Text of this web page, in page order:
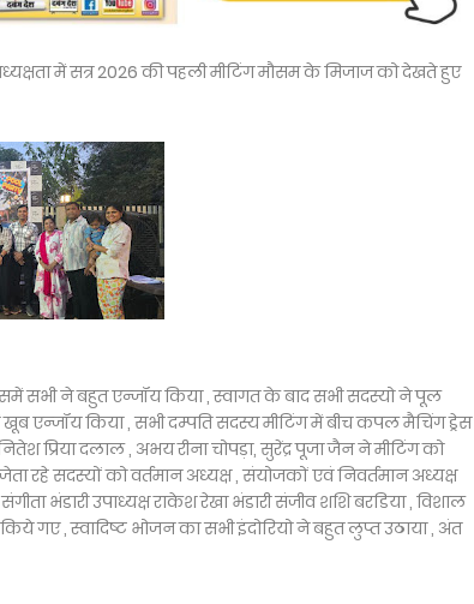
में सत्र 2026 की पहली मीटिंग मौसम के मिजाज को देखते हुए
सभी ने बहुत एन्जॉय किया , स्वागत के बाद सभी सदस्यो ने पूल
एन्जॉय किया , सभी दम्पति सदस्य मीटिंग में बीच कपल मैचिंग ड्रेस
प्रिया दलाल , अभय रीना चोपड़ा, सुरेंद्र पूजा जैन ने मीटिंग को
रहे सदस्यों को वर्तमान अध्यक्ष , संयोजकों एवं निवर्तमान अध्यक्ष
भंडारी उपाध्यक्ष राकेश रेखा भंडारी संजीव शशि बरडिया , विशाल
किये गए , स्वादिष्ट भोजन का सभी इंदोरियो ने बहुत लुप्त उठाया , अंत